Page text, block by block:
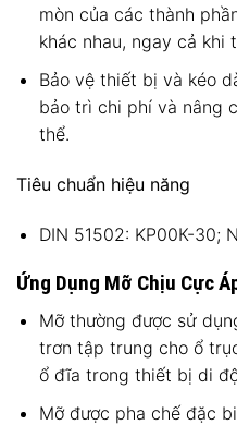
mòn của các thành
khác nhau, ngay cả khi
Bảo vệ thiết bị và kéo
bảo trì chi phí và nâng
thể.
Tiêu chuẩn hiệu năng
DIN 51502: KР00К-30;
Ứng Dụng Mỡ Chịu Cực
Mỡ thường được sử
trơn tập trung cho ổ
ổ đĩa trong thiết bị di
Mỡ được pha chế đặc